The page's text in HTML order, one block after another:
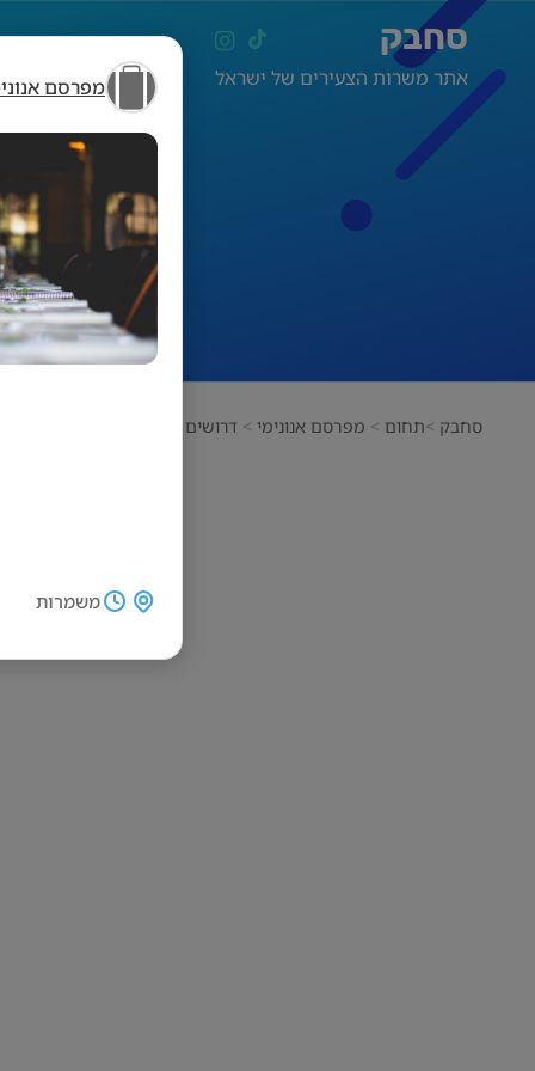
מפרסם
משמרות
סחבק
אתר משרות הצעירים של ישראל
סחבק תחום מפרסם אנונימי דרושים מלצרים